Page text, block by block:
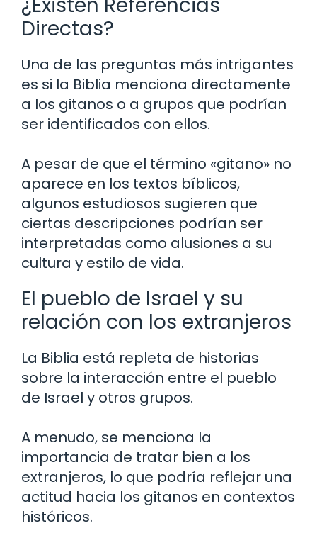
Directas?
Una de las preguntas más intrigantes
es si la Biblia menciona directamente
a los gitanos o a grupos que podrían
ser identificados con ellos.
A pesar de que el término «gitano» no
aparece en los textos bíblicos,
algunos estudiosos sugieren que
ciertas descripciones podrían ser
interpretadas como alusiones a su
cultura y estilo de vida.
El pueblo de Israel y su
relación con los extranjeros
La Biblia está repleta de historias
sobre la interacción entre el pueblo
de Israel y otros grupos.
A menudo, se menciona la
importancia de tratar bien a los
extranjeros, lo que podría reflejar una
actitud hacia los gitanos en contextos
históricos.